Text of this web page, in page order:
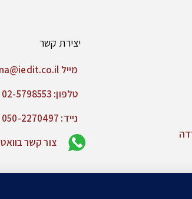
יצירת קשר
מייל dafna@iedit.co.il
טלפון: 02-5798553
נייד: 050-2270497
צור קשר